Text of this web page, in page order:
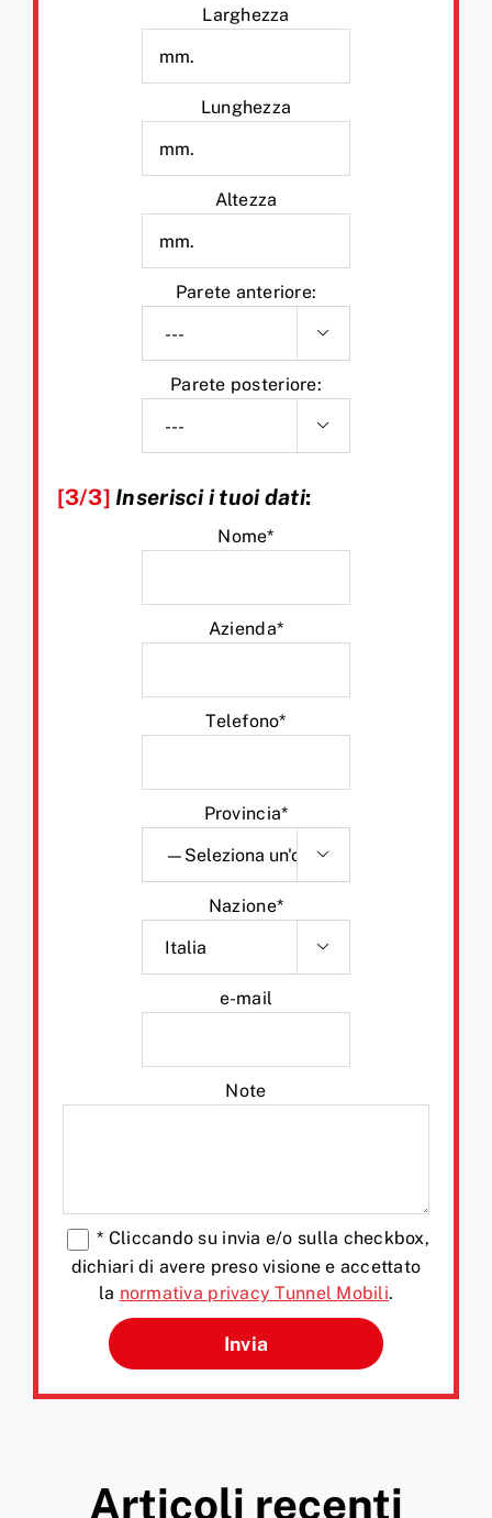
Larghezza
Lunghezza
Altezza
Parete anteriore:

Parete posteriore:

[3/3] Inserisci i tuoi dati:
Nome*
Azienda*
Telefono*
Provincia*

Nazione*

e-mail
Note
* Cliccando su invia e/o sulla checkbox,
dichiari di avere preso visione e accettato
la normativa privacy Tunnel Mobili.
Si prega di lasciare vuoto
Articoli recenti